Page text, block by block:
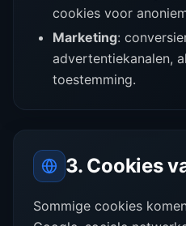
cookies voor
Marketing:
advertentiekanalen,
toestemming.
3. Cookies
Sommige cookies